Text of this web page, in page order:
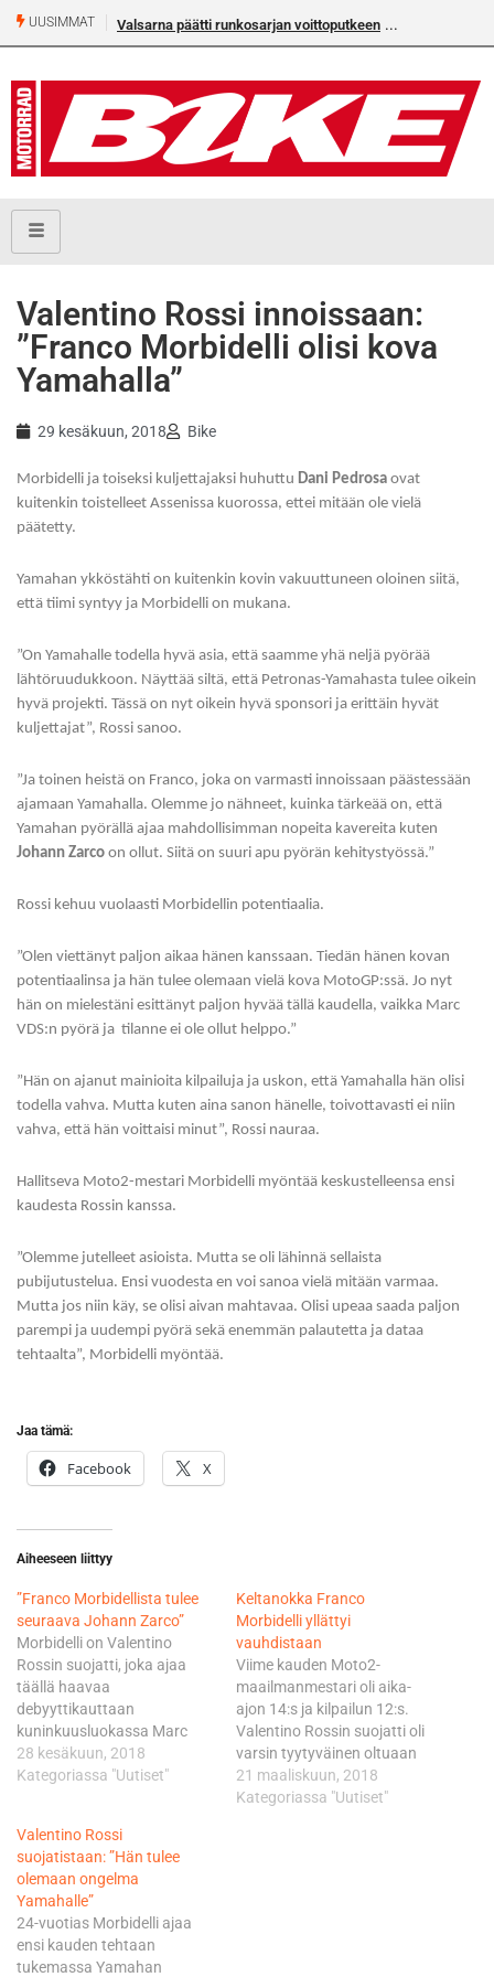
UUSIMMAT Valsarna päätti runkosarjan voittoputkeen
Valentino Rossi innoissaan:
”Franco Morbidelli olisi kova
Yamahalla”
29 kesäkuun, 2018 Bike
Morbidelli ja toiseksi kuljettajaksi huhuttu Dani Pedrosa ovat
kuitenkin toistelleet Assenissa kuorossa, ettei mitään ole vielä
päätetty.
Yamahan ykköstähti on kuitenkin kovin vakuuttuneen oloinen siitä,
että tiimi syntyy ja Morbidelli on mukana.
”On Yamahalle todella hyvä asia, että saamme yhä neljä pyörää
lähtöruudukkoon. Näyttää siltä, että Petronas-Yamahasta tulee oikein
hyvä projekti. Tässä on nyt oikein hyvä sponsori ja erittäin hyvät
kuljettajat”, Rossi sanoo.
”Ja toinen heistä on Franco, joka on varmasti innoissaan päästessään
ajamaan Yamahalla. Olemme jo nähneet, kuinka tärkeää on, että
Yamahan pyörällä ajaa mahdollisimman nopeita kavereita kuten
Johann Zarco on ollut. Siitä on suuri apu pyörän kehitystyössä.”
Rossi kehuu vuolaasti Morbidellin potentiaalia.
”Olen viettänyt paljon aikaa hänen kanssaan. Tiedän hänen kovan
potentiaalinsa ja hän tulee olemaan vielä kova MotoGP:ssä. Jo nyt
hän on mielestäni esittänyt paljon hyvää tällä kaudella, vaikka Marc
VDS:n pyörä ja tilanne ei ole ollut helppo.”
”Hän on ajanut mainioita kilpailuja ja uskon, että Yamahalla hän olisi
todella vahva. Mutta kuten aina sanon hänelle, toivottavasti ei niin
vahva, että hän voittaisi minut”, Rossi nauraa.
Hallitseva Moto2-mestari Morbidelli myöntää keskustelleensa ensi
kaudesta Rossin kanssa.
”Olemme jutelleet asioista. Mutta se oli lähinnä sellaista
pubijutustelua. Ensi vuodesta en voi sanoa vielä mitään varmaa.
Mutta jos niin käy, se olisi aivan mahtavaa. Olisi upeaa saada paljon
parempi ja uudempi pyörä sekä enemmän palautetta ja dataa
tehtaalta”, Morbidelli myöntää.
Jaa tämä:
Facebook X
Aiheeseen liittyy
”Franco Morbidellista tulee
seuraava Johann Zarco”
Morbidelli on Valentino
Rossin suojatti, joka ajaa
täällä haavaa
debyyttikauttaan
kuninkuusluokassa Marc
VSD Hondalla. Viime vuoden
Moto2-mestari on yhdistetty
koko tiimin syntymistä ei ole
vielä virallistettu; asia on
kuitenkin vain ajan kysymys.
Morbidelli on ajanut tällä
kaudella kaikki Marc VDS:n
19 MM-pistettä. ”Franco
28 kesäkuun, 2018
Kategoriassa "Uutiset"
Keltanokka Franco
Morbidelli yllättyi
vauhdistaan
Viime kauden Moto2-
maailmanmestari oli aika-
ajon 14:s ja kilpailun 12:s.
Valentino Rossin suojatti oli
varsin tyytyväinen oltuaan
paras tulokaskuljettaja –
toiseksi paras oli Yamaha
21 maaliskuun, 2018
Kategoriassa "Uutiset"
Valentino Rossi
suojatistaan: ”Hän tulee
olemaan ongelma
Yamahalle”
24-vuotias Morbidelli ajaa
ensi kauden tehtaan
tukemassa Yamahan